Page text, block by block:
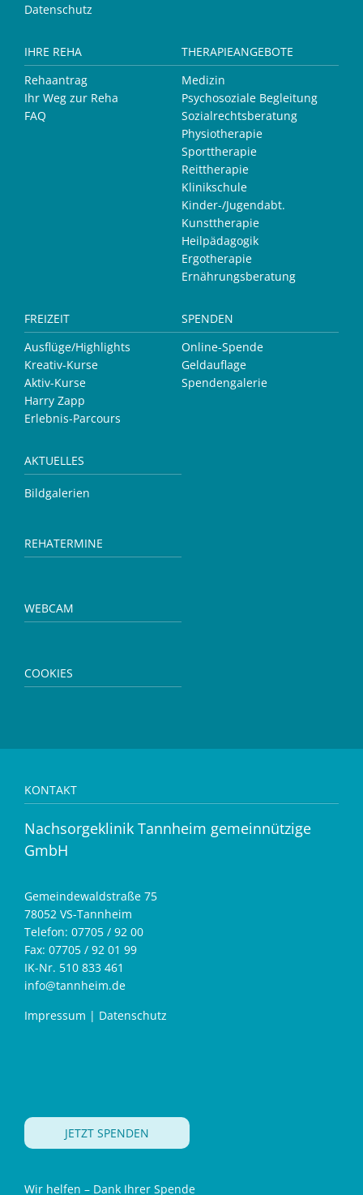
Datenschutz
IHRE REHA
Rehaantrag
Ihr Weg zur Reha
FAQ
THERAPIEANGEBOTE
Medizin
Psychosoziale Begleitung
Sozialrechtsberatung
Physiotherapie
Sporttherapie
Reittherapie
Klinikschule
Kinder-/Jugendabt.
Kunsttherapie
Heilpädagogik
Ergotherapie
Ernährungsberatung
FREIZEIT
Ausflüge/Highlights
Kreativ-Kurse
Aktiv-Kurse
Harry Zapp
Erlebnis-Parcours
SPENDEN
Online-Spende
Geldauflage
Spendengalerie
AKTUELLES
Bildgalerien
REHATERMINE
WEBCAM
COOKIES
KONTAKT
Nachsorgeklinik Tannheim gemeinnützige
GmbH
Gemeindewaldstraße 75
78052 VS-Tannheim
Telefon: 07705 / 92 00
Fax: 07705 / 92 01 99
IK-Nr. 510 833 461
info@tannheim.de
Impressum | Datenschutz
JETZT SPENDEN
Wir helfen – Dank Ihrer Spende